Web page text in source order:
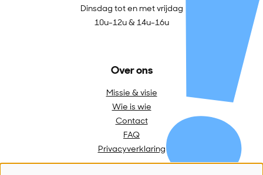
Dinsdag tot en met vrijdag
10u-12u & 14u-16u
Over ons
Missie & visie
Wie is wie
Contact
FAQ
Privacyverklaring